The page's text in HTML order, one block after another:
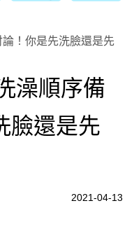
！你是先洗臉還是先
澡順序備
臉還是先
2021-04-13